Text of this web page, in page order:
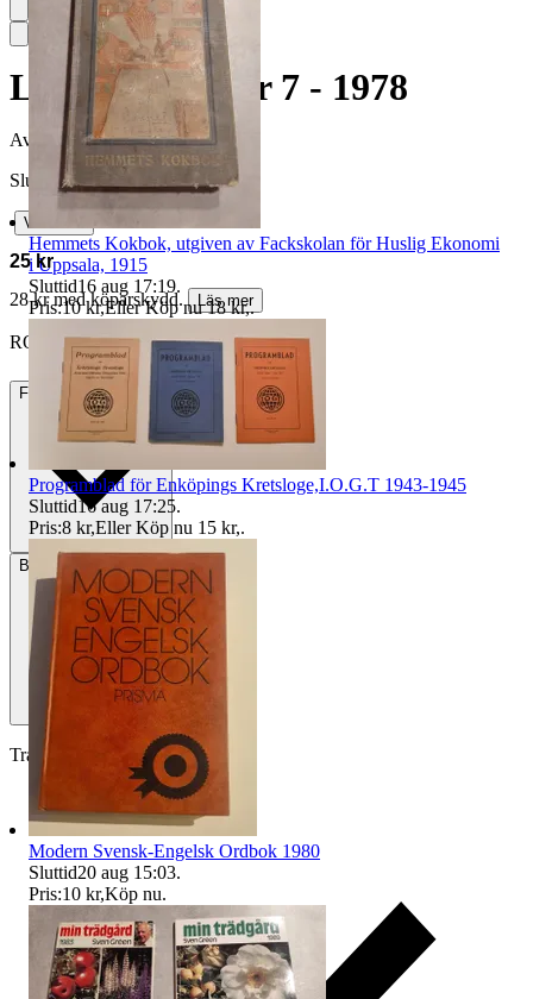
Läderlappen Nr 7 - 1978
Avslutad
16 jul 19:38
Slutpris
∙ Visa bud
25 kr
28 kr med köparskydd.
Läs mer
RONNYBENGT vann auktionen
Frakt 44 kr Frimärken
Betalning Via Tradera
Traderas köparskydd
Hemmets Kokbok, utgiven av Fackskolan för Huslig Ekonomi
i Uppsala, 1915
Sluttid16 aug 17:19.
Pris:10 kr,Eller Köp nu 18 kr,.
Programblad för Enköpings Kretsloge,I.O.G.T 1943-1945
Sluttid16 aug 17:25.
Pris:8 kr,Eller Köp nu 15 kr,.
Modern Svensk-Engelsk Ordbok 1980
Sluttid20 aug 15:03.
Pris:10 kr,Köp nu.